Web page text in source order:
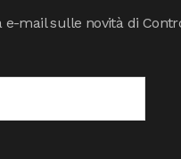
e-mail sulle novità di